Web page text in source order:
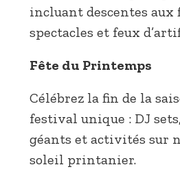
incluant descentes aux
spectacles et feux
Fête du Printemps
Célébrez la fin de la
festival unique : DJ
géants et activités sur
soleil printanier.